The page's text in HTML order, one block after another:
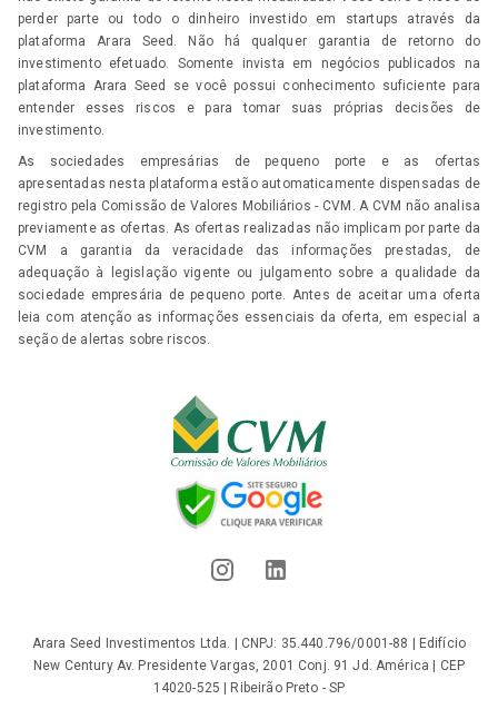
perder parte ou todo o dinheiro investido em startups através da
plataforma Arara Seed. Não há qualquer garantia de retorno do
investimento efetuado. Somente invista em negócios publicados na
plataforma Arara Seed se você possui conhecimento suficiente para
entender esses riscos e para tomar suas próprias decisões de
investimento.
As sociedades empresárias de pequeno porte e as ofertas
apresentadas nesta plataforma estão automaticamente dispensadas de
registro pela Comissão de Valores Mobiliários - CVM. A CVM não analisa
previamente as ofertas. As ofertas realizadas não implicam por parte da
CVM a garantia da veracidade das informações prestadas, de
adequação à legislação vigente ou julgamento sobre a qualidade da
sociedade empresária de pequeno porte. Antes de aceitar uma oferta
leia com atenção as informações essenciais da oferta, em especial a
seção de alertas sobre riscos.
Arara Seed Investimentos Ltda. | CNPJ: 35.440.796/0001-88 | Edifício
New Century Av. Presidente Vargas, 2001 Conj. 91 Jd. América | CEP
14020-525 | Ribeirão Preto - SP